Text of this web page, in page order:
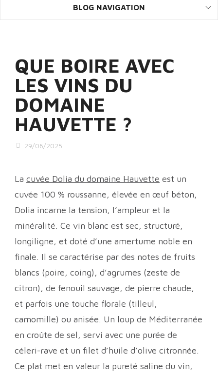
BLOG NAVIGATION
QUE BOIRE AVEC
LES VINS DU
DOMAINE
HAUVETTE ?
29/06/2025
La cuvée Dolia du domaine Hauvette est un
cuvée 100 % roussanne, élevée en œuf béton,
Dolia incarne la tension, l’ampleur et la
minéralité. Ce vin blanc est sec, structuré,
longiligne, et doté d’une amertume noble en
finale. Il se caractérise par des notes de fruits
blancs (poire, coing), d’agrumes (zeste de
citron), de fenouil sauvage, de pierre chaude,
et parfois une touche florale (tilleul,
camomille) ou anisée. Un loup de Méditerranée
en croûte de sel, servi avec une purée de
céleri-rave et un filet d’huile d’olive citronnée.
Ce plat met en valeur la pureté saline du vin,